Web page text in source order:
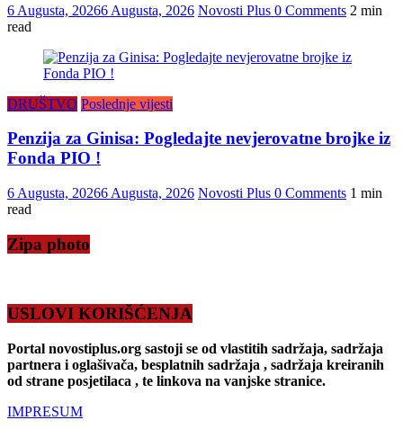
6 Augusta, 20266 Augusta, 2026 Novosti Plus 0 Comments 2 min
read
DRUŠTVO Poslednje vijesti
Penzija za Ginisa: Pogledajte nevjerovatne brojke iz
Fonda PIO !
6 Augusta, 20266 Augusta, 2026 Novosti Plus 0 Comments 1 min
read
Zipa photo
USLOVI KORIŠĆENJA
Portal novostiplus.org sastoji se od vlastitih sadržaja, sadržaja
partnera i oglašivača, besplatnih sadržaja , sadržaja kreiranih
od strane posjetilaca , te linkova na vanjske stranice.
IMPRESUM